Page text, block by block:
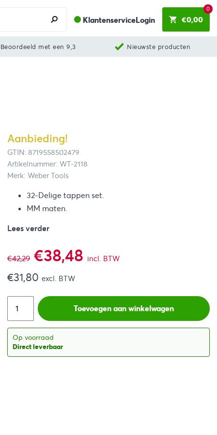
KlantenserviceLogin €0,00
0
Beoordeeld met een 9,3 Nieuwste producten
Aanbieding!
GTIN: 8719558502479
Artikelnummer: WT-2118
Merk: Weber Tools
32-Delige tappen set.
MM maten.
Lees verder
€42,29 Oorspronkelijke
prijs
was:
€42,29.
€38,48 Huidige
is:
incl. BTW
€31,80 excl. BTW
Toevoegen aan winkelwagen
Op voorraad
Direct leverbaar